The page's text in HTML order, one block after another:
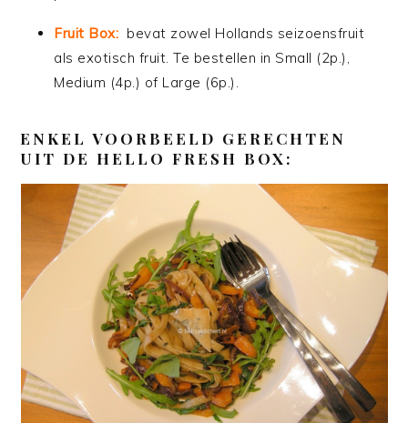
Fruit Box: bevat zowel Hollands seizoensfruit
als exotisch fruit. Te bestellen in Small (2p.),
Medium (4p.) of Large (6p.).
ENKEL VOORBEELD GERECHTEN
UIT DE HELLO FRESH BOX: